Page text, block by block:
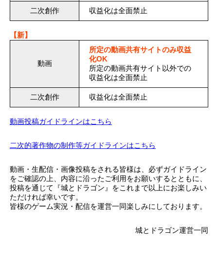
二次創作 収益化は全面禁止
【新】
動画
所定の動画共有サイトのみ収益
化OK
所定の動画共有サイト以外での
収益化は全面禁止
二次創作 収益化は全面禁止
動画投稿ガイドラインはこちら
二次的著作物の制作等ガイドラインはこちら
動画・生配信・画像投稿をされる皆様は、必ずガイドライン
をご確認の上、内容に沿ったご利用をお願いするとともに、
投稿を通じて『城とドラゴン』をこれまで以上にお楽しみい
ただければ幸いです。
皆様のゲーム実況・配信を運営一同楽しみにしております。
城とドラゴン運営一同